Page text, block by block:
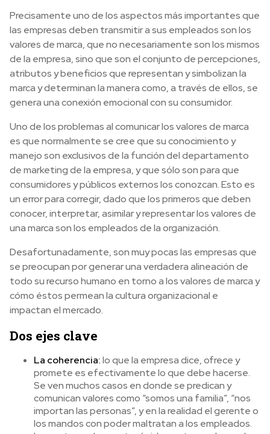
Precisamente uno de los aspectos más importantes que
las empresas deben transmitir a sus empleados son los
valores de marca, que no necesariamente son los mismos
de la empresa, sino que son el conjunto de percepciones,
atributos y beneficios que representan y simbolizan la
marca y determinan la manera como, a través de ellos, se
genera una conexión emocional con su consumidor.
Uno de los problemas al comunicar los valores de marca
es que normalmente se cree que su conocimiento y
manejo son exclusivos de la función del departamento
de marketing de la empresa, y que sólo son para que
consumidores y públicos externos los conozcan. Esto es
un error para corregir, dado que los primeros que deben
conocer, interpretar, asimilar y representar los valores de
una marca son los empleados de la organización.
Desafortunadamente, son muy pocas las empresas que
se preocupan por generar una verdadera alineación de
todo su recurso humano en torno a los valores de marca y
cómo éstos permean la cultura organizacional e
impactan el mercado.
Dos ejes clave
La coherencia:lo que la empresa dice, ofrece y
promete es efectivamente lo que debe hacerse.
Se ven muchos casos en donde se predican y
comunican valores como “somos una familia”, “nos
importan las personas”, y en la realidad el gerente o
los mandos con poder maltratan a los empleados.